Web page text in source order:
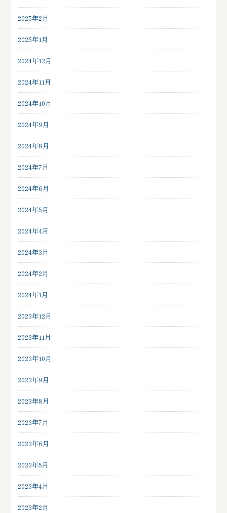
2025年2月
2025年1月
2024年12月
2024年11月
2024年10月
2024年9月
2024年8月
2024年7月
2024年6月
2024年5月
2024年4月
2024年3月
2024年2月
2024年1月
2023年12月
2023年11月
2023年10月
2023年9月
2023年8月
2023年7月
2023年6月
2023年5月
2023年4月
2023年2月